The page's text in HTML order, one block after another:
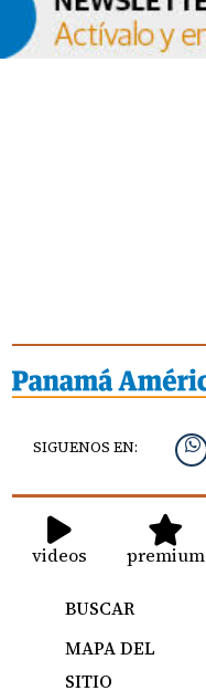
SIGUENOS EN:
videos premium
BUSCAR
MAPA DEL
SITIO